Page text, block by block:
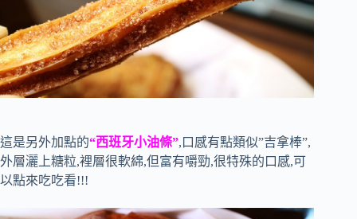
這是另外加點的“西班牙小油條”,口感有點類似”吉拿棒”,
外層灑上糖粒,裡層很軟綿,但富有嚼勁,很特殊的口感,可
以點來吃吃看!!!